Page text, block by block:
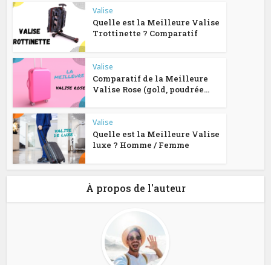
Valise
Quelle est la Meilleure Valise
Trottinette ? Comparatif
Valise
Comparatif de la Meilleure
Valise Rose (gold, poudrée...
Valise
Quelle est la Meilleure Valise
luxe ? Homme / Femme
À propos de l'auteur